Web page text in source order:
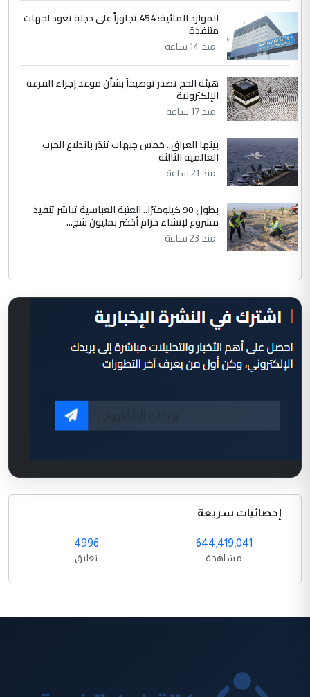
الموارد المائية: 454 تجاوزاً على دجلة تعود لجهات
متنفذة
منذ 14 ساعة
هيئة الحج تصدر توضيحاً بشأن موعد إجراء القرعة
الإلكترونية
منذ 17 ساعة
بينها العراق.. خمس جبهات تنذر باندلاع الحرب
العالمية الثالثة
منذ 21 ساعة
بطول 90 كيلومترًا.. العتبة العباسية تباشر تنفيذ
مشروع لإنشاء حزام أخضر بمليون شج...
منذ 23 ساعة
إحصائيات سريعة
644,419,041
مشاهدة
4996
تعليق